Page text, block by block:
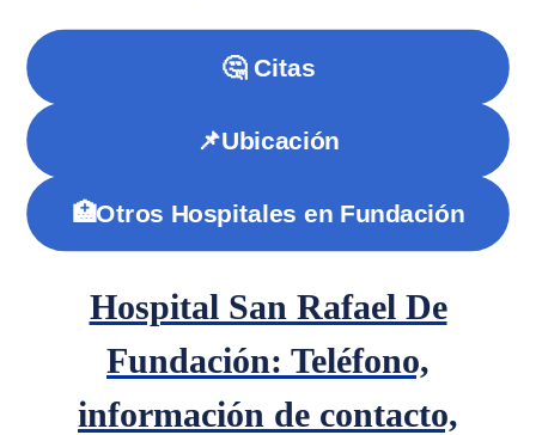
🤔 Citas
📌Ubicación
🏥Otros Hospitales en Fundación
Hospital San Rafael De
Fundación: Teléfono,
información de contacto,